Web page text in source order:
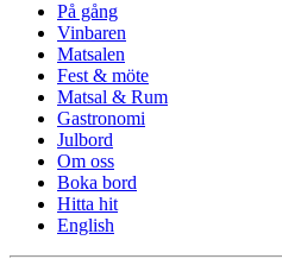
På gång
Vinbaren
Matsalen
Fest & möte
Matsal & Rum
Gastronomi
Julbord
Om oss
Boka bord
Hitta hit
English